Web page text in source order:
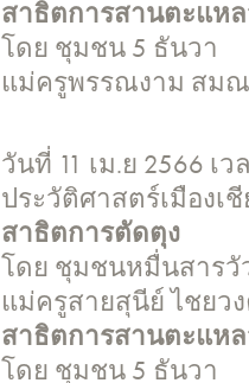
สาธิตการสานตะแห
โดย ชุมชน 5 ธันวา
แม่ครูพรรณงาม สม
วันที่ 11 เม.ย 2566 เ
ประวัติศาสตร์เมืองเ
สาธิตการตัดตุง
โดย ชุมชนหมื่นสารวั
แม่ครูสายสุนีย์ ไชยว
สาธิตการสานตะแห
โดย ชุมชน 5 ธันวา